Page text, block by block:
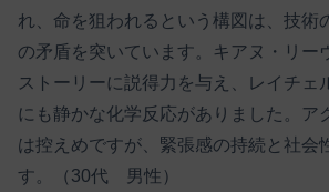
れ、命を狙われるという構図は、技術
の矛盾を突いています。キアヌ・リー
ストーリーに説得力を与え、レイチェ
にも静かな化学反応がありました。ア
は控えめですが、緊張感の持続と社会
す。（30代 男性）